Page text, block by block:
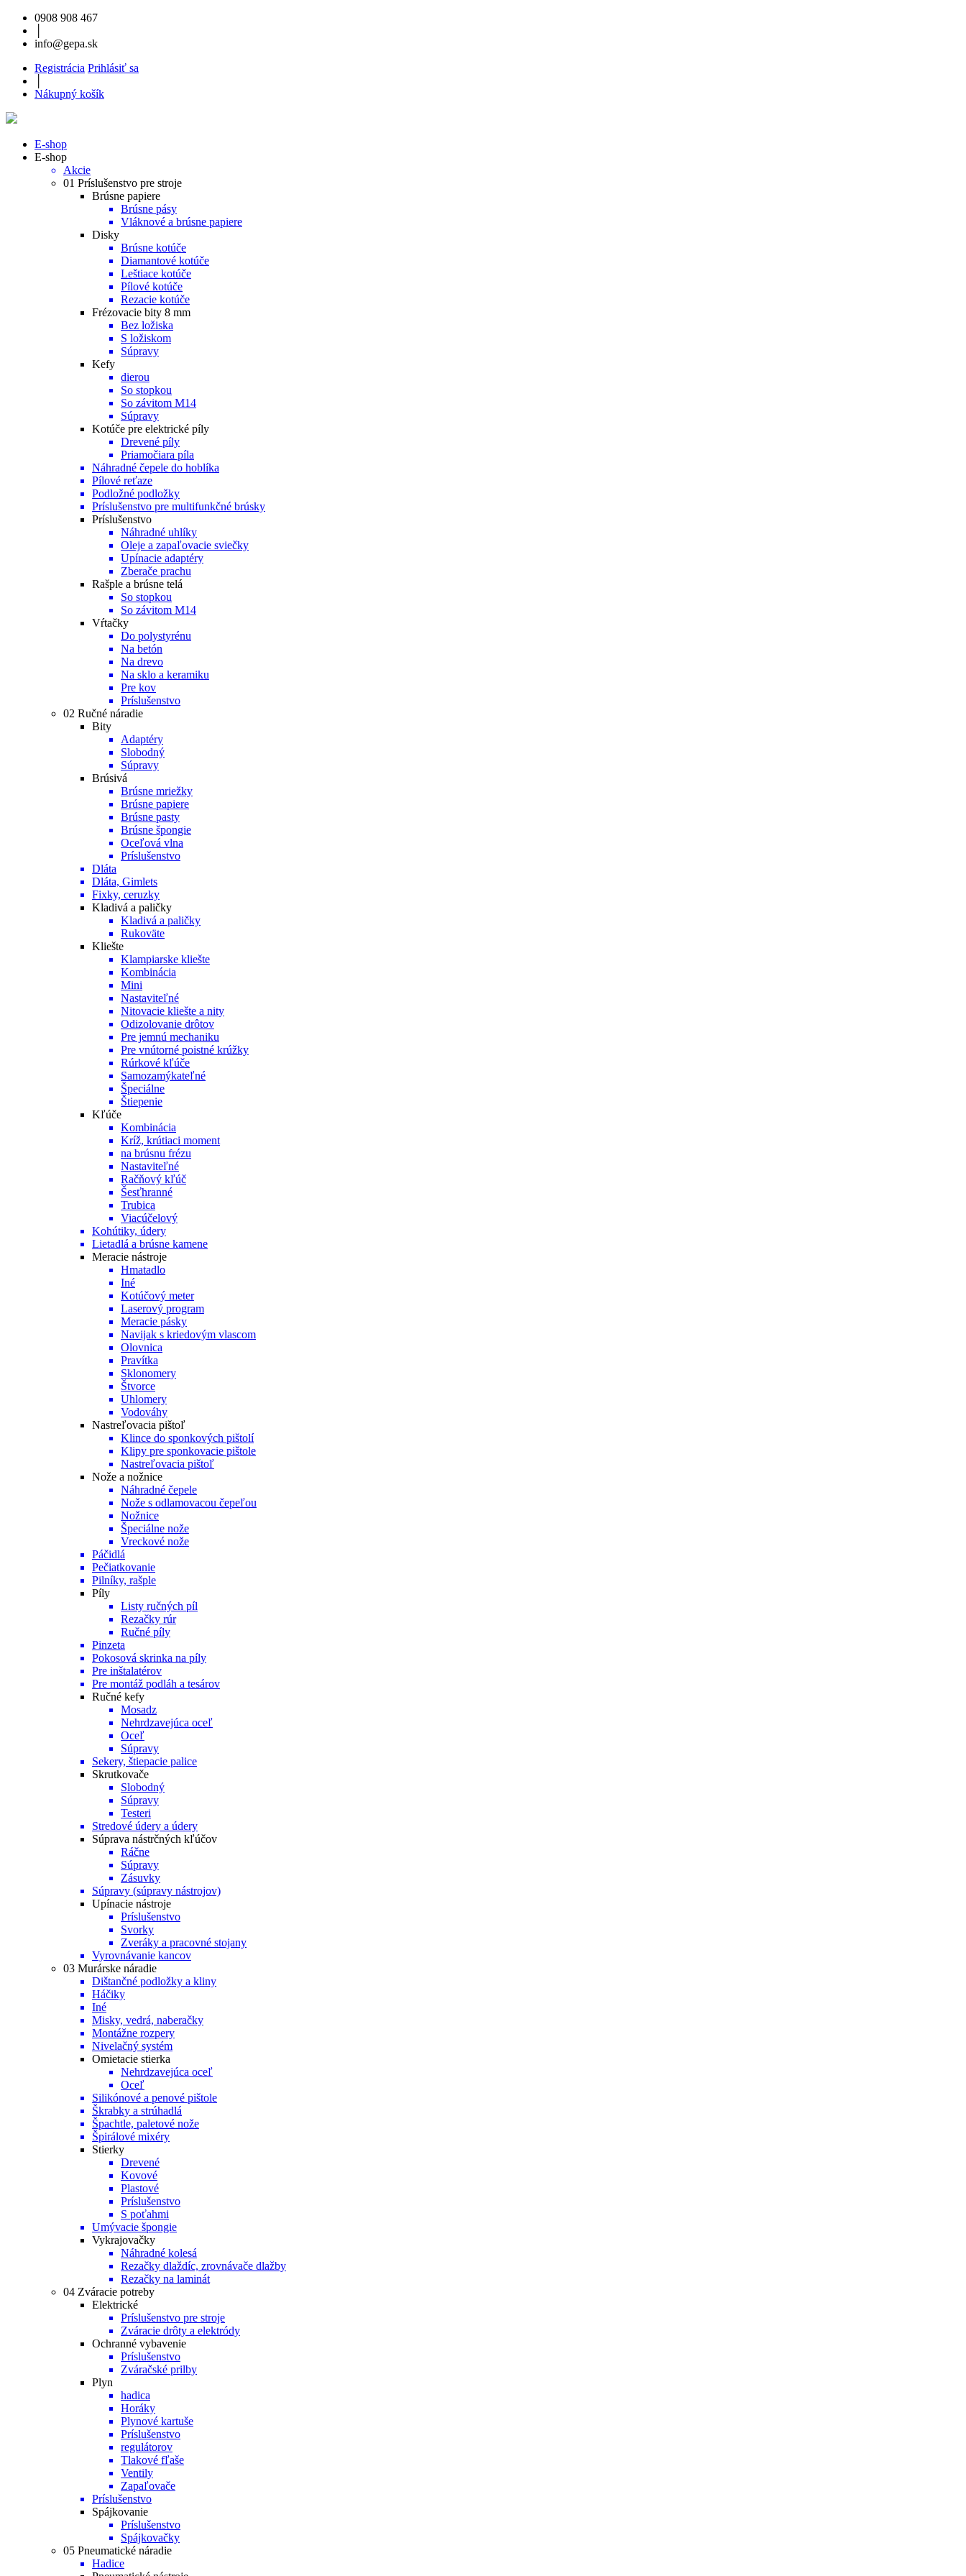
0908 908 467
info@gepa.sk
Registrácia Prihlásiť sa
Nákupný košík
E-shop
E-shop
Akcie
01 Príslušenstvo pre stroje
Brúsne papiere
Brúsne pásy
Vláknové a brúsne papiere
Disky
Brúsne kotúče
Diamantové kotúče
Leštiace kotúče
Pílové kotúče
Rezacie kotúče
Frézovacie bity 8 mm
Bez ložiska
S ložiskom
Súpravy
Kefy
dierou
So stopkou
So závitom M14
Súpravy
Kotúče pre elektrické píly
Drevené píly
Priamočiara píla
Náhradné čepele do hoblíka
Pílové reťaze
Podložné podložky
Príslušenstvo pre multifunkčné brúsky
Príslušenstvo
Náhradné uhlíky
Oleje a zapaľovacie sviečky
Upínacie adaptéry
Zberače prachu
Rašple a brúsne telá
So stopkou
So závitom M14
Vŕtačky
Do polystyrénu
Na betón
Na drevo
Na sklo a keramiku
Pre kov
Príslušenstvo
02 Ručné náradie
Bity
Adaptéry
Slobodný
Súpravy
Brúsivá
Brúsne mriežky
Brúsne papiere
Brúsne pasty
Brúsne špongie
Oceľová vlna
Príslušenstvo
Dláta
Dláta, Gimlets
Fixky, ceruzky
Kladivá a paličky
Kladivá a paličky
Rukoväte
Kliešte
Klampiarske kliešte
Kombinácia
Mini
Nastaviteľné
Nitovacie kliešte a nity
Odizolovanie drôtov
Pre jemnú mechaniku
Pre vnútorné poistné krúžky
Rúrkové kľúče
Samozamýkateľné
Špeciálne
Štiepenie
Kľúče
Kombinácia
Kríž, krútiaci moment
na brúsnu frézu
Nastaviteľné
Račňový kľúč
Šesťhranné
Trubica
Viacúčelový
Kohútiky, údery
Lietadlá a brúsne kamene
Meracie nástroje
Hmatadlo
Iné
Kotúčový meter
Laserový program
Meracie pásky
Navijak s kriedovým vlascom
Olovnica
Pravítka
Sklonomery
Štvorce
Uhlomery
Vodováhy
Nastreľovacia pištoľ
Klince do sponkových pištolí
Klipy pre sponkovacie pištole
Nastreľovacia pištoľ
Nože a nožnice
Náhradné čepele
Nože s odlamovacou čepeľou
Nožnice
Špeciálne nože
Vreckové nože
Páčidlá
Pečiatkovanie
Pilníky, rašple
Píly
Listy ručných píl
Rezačky rúr
Ručné píly
Pinzeta
Pokosová skrinka na píly
Pre inštalatérov
Pre montáž podláh a tesárov
Ručné kefy
Mosadz
Nehrdzavejúca oceľ
Oceľ
Súpravy
Sekery, štiepacie palice
Skrutkovače
Slobodný
Súpravy
Testeri
Stredové údery a údery
Súprava nástrčných kľúčov
Ráčne
Súpravy
Zásuvky
Súpravy (súpravy nástrojov)
Upínacie nástroje
Príslušenstvo
Svorky
Zveráky a pracovné stojany
Vyrovnávanie kancov
03 Murárske náradie
Dištančné podložky a kliny
Háčiky
Iné
Misky, vedrá, naberačky
Montážne rozpery
Nivelačný systém
Omietacie stierka
Nehrdzavejúca oceľ
Oceľ
Silikónové a penové pištole
Škrabky a strúhadlá
Špachtle, paletové nože
Špirálové mixéry
Stierky
Drevené
Kovové
Plastové
Príslušenstvo
S poťahmi
Umývacie špongie
Vykrajovačky
Náhradné kolesá
Rezačky dlaždíc, zrovnávače dlažby
Rezačky na laminát
04 Zváracie potreby
Elektrické
Príslušenstvo pre stroje
Zváracie drôty a elektródy
Ochranné vybavenie
Príslušenstvo
Zváračské prilby
Plyn
hadica
Horáky
Plynové kartuše
Príslušenstvo
regulátorov
Tlakové fľaše
Ventily
Zapaľovače
Príslušenstvo
Spájkovanie
Príslušenstvo
Spájkovačky
05 Pneumatické náradie
Hadice